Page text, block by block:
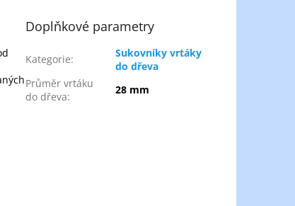
Doplňkové parametry
Kategorie:
Sukovníky vrtáky
do dřeva
Průměr vrtáku
do dřeva:
28 mm